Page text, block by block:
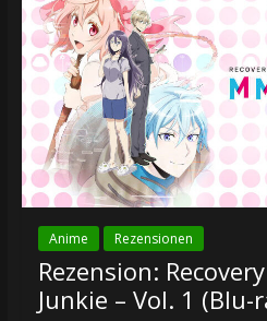
Anime Rezensionen
Rezension:
Junkie – Vol. 1 (Blu-